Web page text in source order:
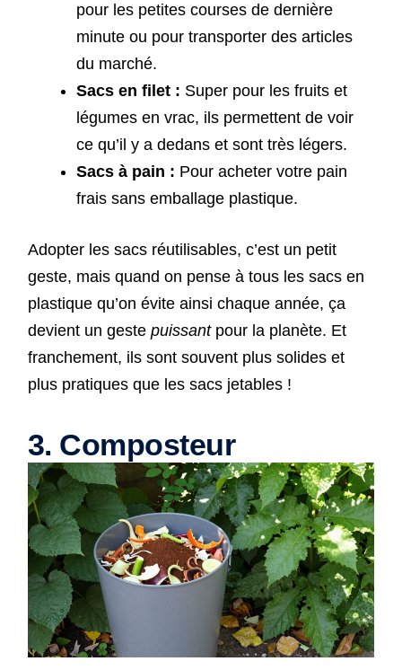
pour les petites courses de dernière
minute ou pour transporter des articles
du marché.
Sacs en filet : Super pour les fruits et
légumes en vrac, ils permettent de voir
ce qu’il y a dedans et sont très légers.
Sacs à pain : Pour acheter votre pain
frais sans emballage plastique.
Adopter les sacs réutilisables, c’est un petit
geste, mais quand on pense à tous les sacs en
plastique qu’on évite ainsi chaque année, ça
devient un geste puissantpour la planète. Et
franchement, ils sont souvent plus solides et
plus pratiques que les sacs jetables !
3. Composteur